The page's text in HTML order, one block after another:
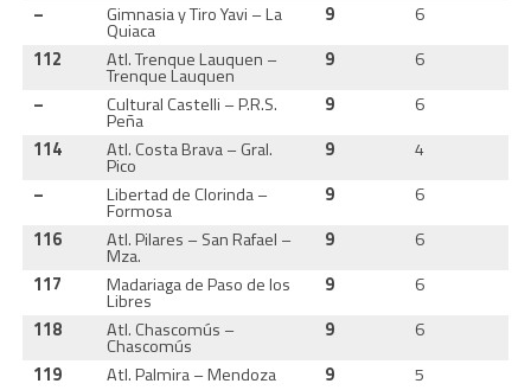
–
Gimnasia y Tiro Yavi – La
Quiaca
9 6
112
Atl. Trenque Lauquen –
Trenque Lauquen
9 6
–
Cultural Castelli – P.R.S.
Peña
9 6
114
Atl. Costa Brava – Gral.
Pico
9 4
–
Libertad de Clorinda –
Formosa
9 6
116
Atl. Pilares – San Rafael –
Mza.
9 6
117
Madariaga de Paso de los
Libres
9 6
118
Atl. Chascomús –
Chascomús
9 6
119
Atl. Palmira – Mendoza 9 5